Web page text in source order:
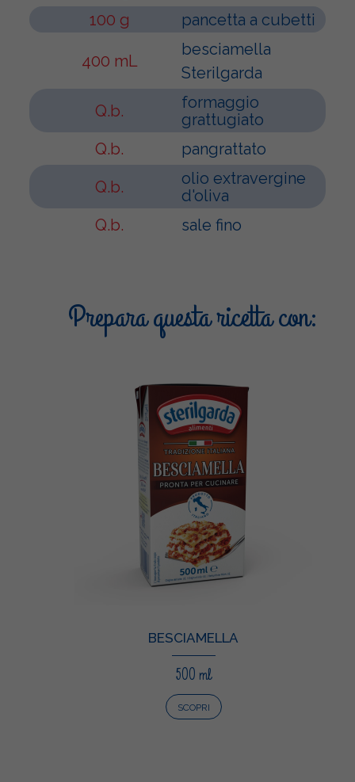
100 g
pancetta a cubetti
400 mL
besciamella
Sterilgarda
Q.b.
formaggio
grattugiato
Q.b.
pangrattato
Q.b.
olio extravergine
d'oliva
Q.b.
sale fino
Prepara questa ricetta con:
BESCIAMELLA
500 ml
SCOPRI